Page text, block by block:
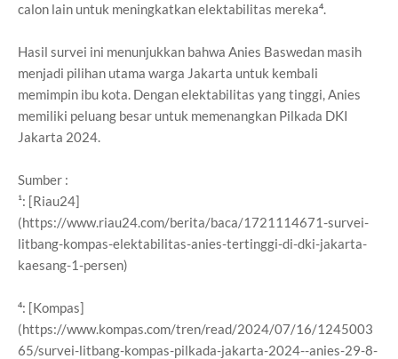
calon lain untuk meningkatkan elektabilitas mereka⁴.
Hasil survei ini menunjukkan bahwa Anies Baswedan masih
menjadi pilihan utama warga Jakarta untuk kembali
memimpin ibu kota. Dengan elektabilitas yang tinggi, Anies
memiliki peluang besar untuk memenangkan Pilkada DKI
Jakarta 2024.
Sumber :
¹: [Riau24]
(https://www.riau24.com/berita/baca/1721114671-survei-
litbang-kompas-elektabilitas-anies-tertinggi-di-dki-jakarta-
kaesang-1-persen)
⁴: [Kompas]
(https://www.kompas.com/tren/read/2024/07/16/1245003
65/survei-litbang-kompas-pilkada-jakarta-2024--anies-29-8-